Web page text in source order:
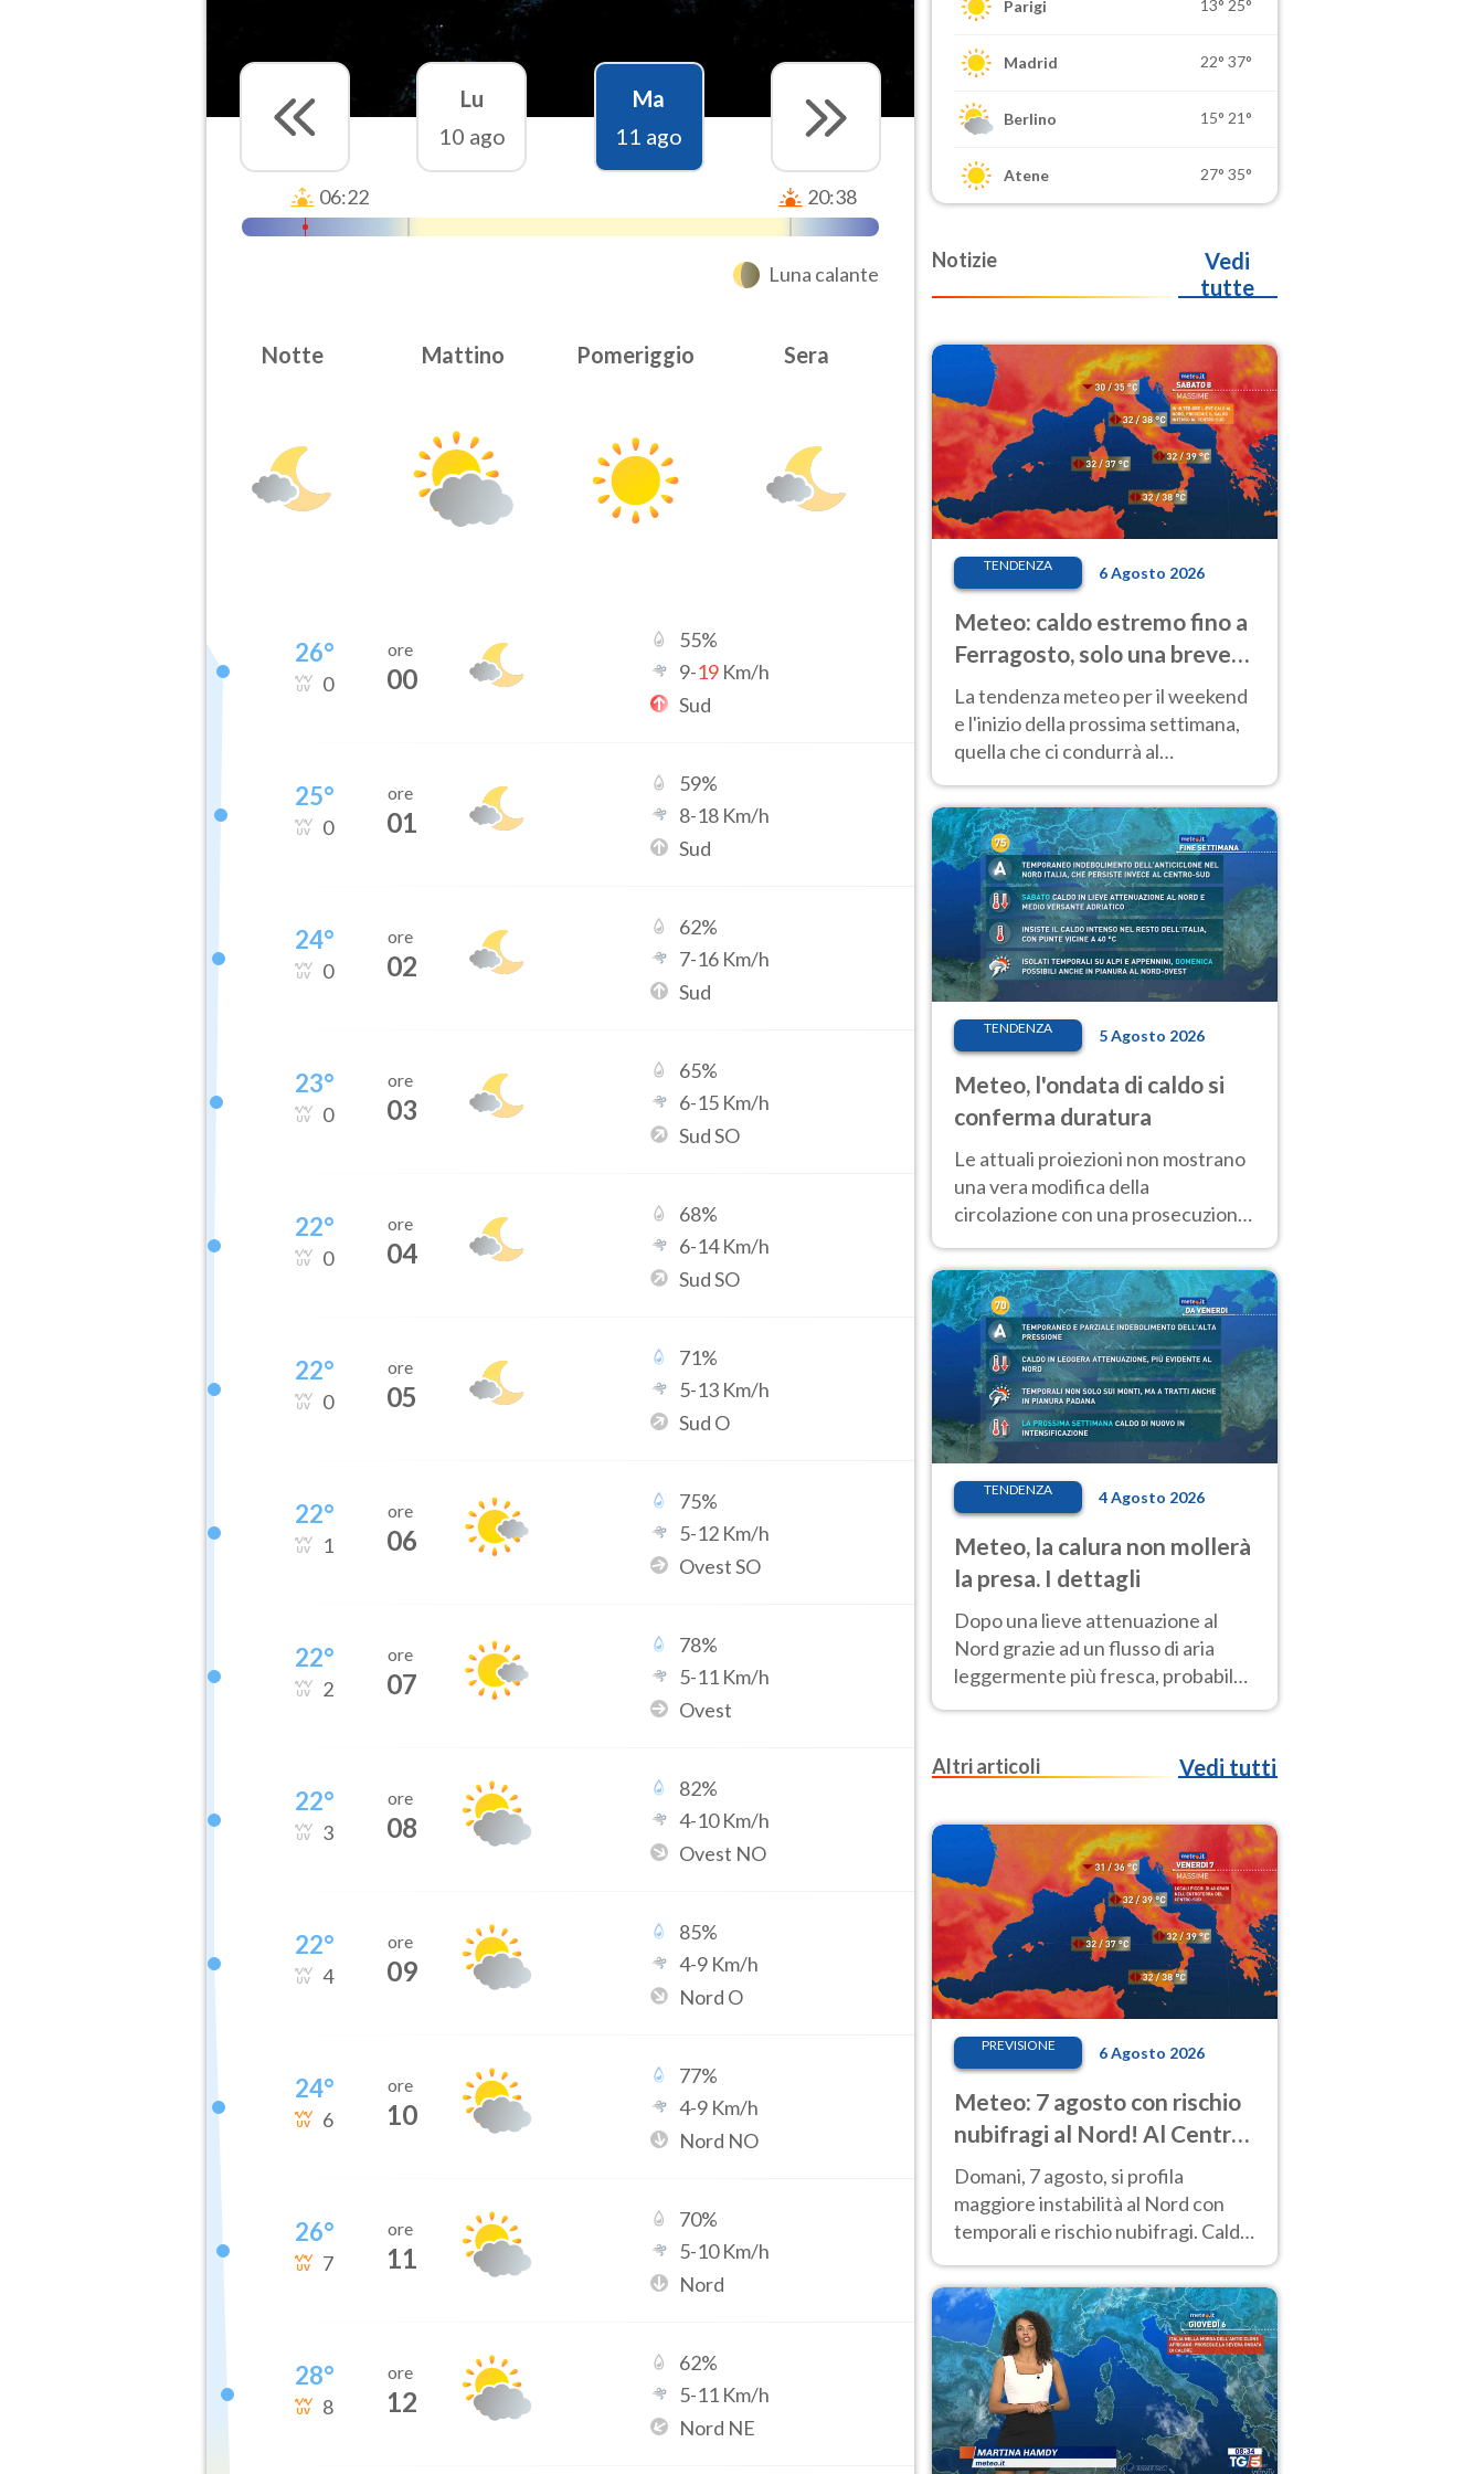
Lu
10 ago
Ma
11 ago
06:22 20:38
Luna calante
Notte Mattino Pomeriggio Sera
26°
0
ore
00
55%
9-19 Km/h
Sud
25°
0
ore
01
59%
8-18 Km/h
Sud
24°
0
ore
02
62%
7-16 Km/h
Sud
23°
0
ore
03
65%
6-15 Km/h
Sud SO
22°
0
ore
04
68%
6-14Km/h
Sud SO
22°
0
ore
05
71%
5-13 Km/h
Sud O
22°
1
ore
06
75%
5-12 Km/h
Ovest SO
22°
2
ore
07
78%
5-11 Km/h
Ovest
22°
3
ore
08
82%
4-10Km/h
Ovest NO
22°
4
ore
09
85%
4-9 Km/h
Nord O
24°
6
ore
10
77%
4-9 Km/h
Nord NO
26°
7
ore
11
70%
5-10Km/h
Nord
28°
8
ore
12
62%
5-11 Km/h
Nord NE
Parigi 13° 25°
Madrid 22° 37°
Berlino 15° 21°
Atene 27° 35°
Notizie
Vedi
tutte
TENDENZA 6 Agosto 2026
Meteo: caldo estremo fino a
Ferragosto, solo una breve
pausa. Ecco dove
La tendenza meteo per il weekend
e l'inizio della prossima settimana,
quella che ci condurrà al
temperature molto elevate
TENDENZA 5 Agosto 2026
Meteo, l'ondata di caldo si
conferma duratura
Le attuali proiezioni non mostrano
una vera modifica della
circolazione con una prosecuzione
giorni, compresa la settimana di
Ferragosto
TENDENZA 4 Agosto 2026
Meteo, la calura non mollerà
la presa. I dettagli
Dopo una lieve attenuazione al
Nord grazie ad un flusso di aria
leggermente più fresca, probabile
nuovo rinforzo dell’anticiclone
Altri articoli
Vedi tutti
PREVISIONE 6 Agosto 2026
Meteo: 7 agosto con rischio
nubifragi al Nord! Al Centro-
Sud caldo estremo
Domani, 7 agosto, si profila
maggiore instabilità al Nord con
temporali e rischio nubifragi. Caldo
previsioni.